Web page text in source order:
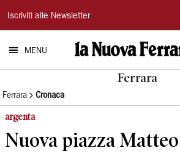
La
Nuova
Ferrara
Iscriviti alle Newsletter
MENU
Ferrara
Ferrara Cronaca
argenta
Nuova piazza